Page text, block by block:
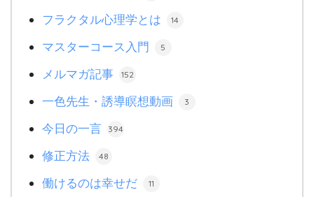
フラクタル心理学とは 14
マスターコース入門 5
メルマガ記事 152
一色先生・誘導瞑想動画 3
今日の一言 394
修正方法 48
働けるのは幸せだ 11